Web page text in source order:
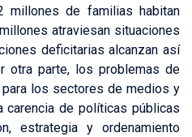
de familias habitan
atraviesan situaciones
deficitarias alcanzan así
otra parte, los problemas de
los sectores de medios y
carencia de políticas públicas
estrategia y ordenamiento